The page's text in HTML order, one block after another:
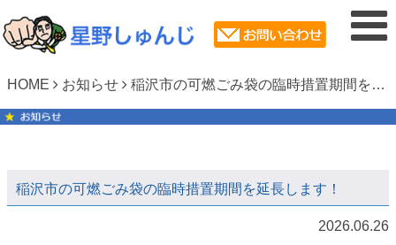
HOME お知らせ 稲沢市の可燃ごみ袋の臨時措置期間を延長します！
稲沢市の可燃ごみ袋の臨時措置期間を延長します！
2026.06.26